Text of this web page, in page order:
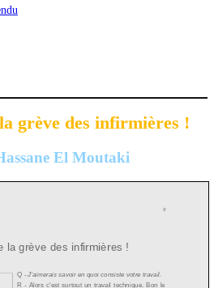
grève des infirmières !
El Moutaki